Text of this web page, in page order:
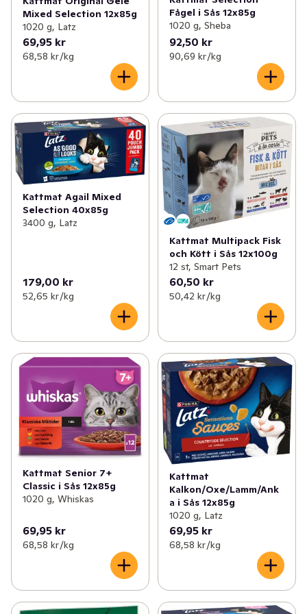
Mixed Selection 12x85g
1020 g, Latz
69,95 kr
68,58 kr /kg
Fågel i Sås 12x85g
1020 g, Sheba
92,50 kr
90,69 kr /kg
Kattmat Agail Mixed
Selection 40x85g
3400 g, Latz
179,00 kr
52,65 kr /kg
Kattmat Multipack Fisk
och Kött i Sås 12x100g
12 st, Smart Pets
60,50 kr
50,42 kr /kg
Kattmat Senior 7+
Classic i Sås 12x85g
1020 g, Whiskas
69,95 kr
68,58 kr /kg
Kattmat
Kalkon/Oxe/Lamm/Ank
a i Sås 12x85g
1020 g, Latz
69,95 kr
68,58 kr /kg